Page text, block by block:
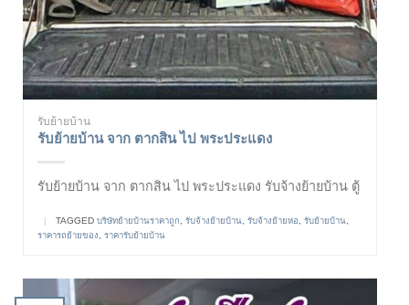
รับย้ายบ้าน
รับย้ายบ้าน จาก ตากสิน ไป พระประแดง
รับย้ายบ้าน จาก ตากสิน ไป พระประแดง รับจ้างย้ายบ้าน ตู้
TAGGED บริษัทย้ายบ้านราคาถูก, รับจ้างย้ายบ้าน, รับจ้างย้ายหอ, รับย้ายบ้าน,
ราคารถย้ายของ, ราคารับย้ายบ้าน